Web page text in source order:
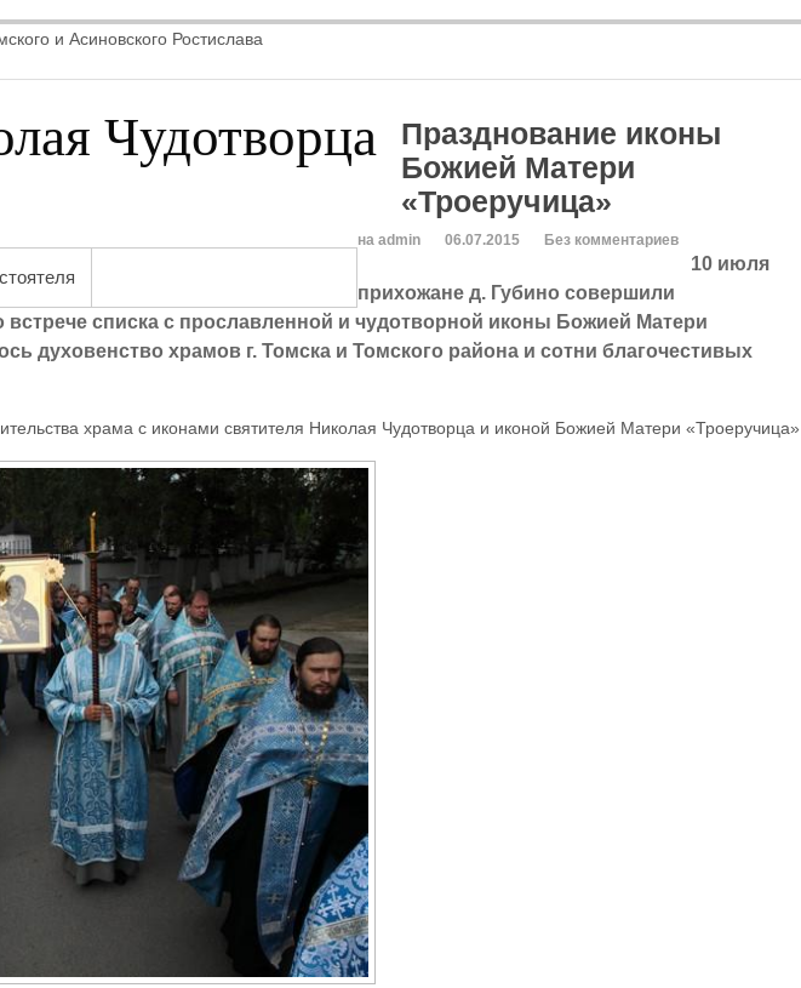
и Асиновского Ростислава
Чудотворца
Празднование иконы
Божией Матери
«Троеручица»
на admin 06.07.2015 Без комментариев
10 июля
прихожане д. Губино совершили
списка с прославленной и чудотворной иконы Божией Матери
духовенство храмов г. Томска и Томского района и сотни благочестивых
храма с иконами святителя Николая Чудотворца и иконой Божией Матери «Троеручица»